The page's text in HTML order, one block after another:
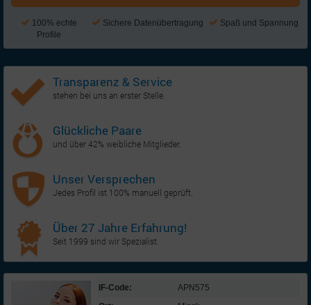
100% echte
Profile
Sichere Datenübertragung Spaß und Spannung
Transparenz & Service
stehen bei uns an erster Stelle.
Glückliche Paare
und über 42% weibliche Mitglieder.
Unser Versprechen
Jedes Profil ist 100% manuell geprüft.
Über 27 Jahre Erfahrung!
Seit 1999 sind wir Spezialist.
IF-Code:
APN575